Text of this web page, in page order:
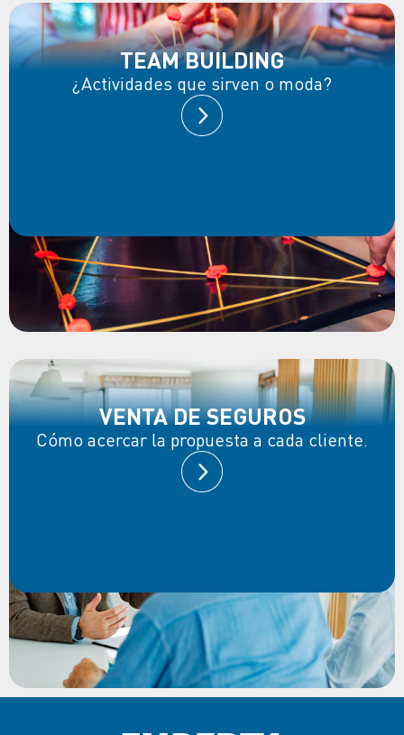
TEAM BUILDING
¿Actividades que sirven o moda?
VENTA DE SEGUROS
Cómo acercar la propuesta a cada cliente.